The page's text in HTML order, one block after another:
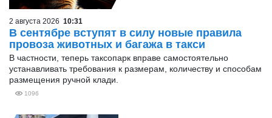
2 августа 2026 10:31
В сентябре вступят в силу новые правила
провоза животных и багажа в такси
В частности, теперь таксопарк вправе самостоятельно
устанавливать требования к размерам, количеству и способам
размещения ручной клади.
1096